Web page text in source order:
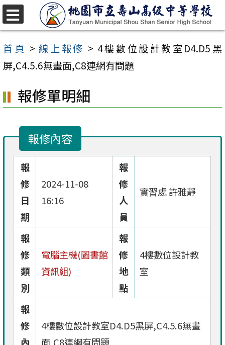
跳
至
主
要
容
區
首頁 >線上報修 > 4樓數位設計教室D4.D5黑
屏,C4.5.6無畫面,C8連網有問題
報修單明細
報修內容
報
修
日
期
2024-11-08
16:16
報
修
人
員
實習處 許雅靜
報
修
類
別
電腦主機(圖書館
資訊組)
報
修
地
點
4樓數位設計教
室
報
修
內
4樓數位設計教室D4.D5黑屏,C4.5.6無畫
面,C8連網有問題
選
單